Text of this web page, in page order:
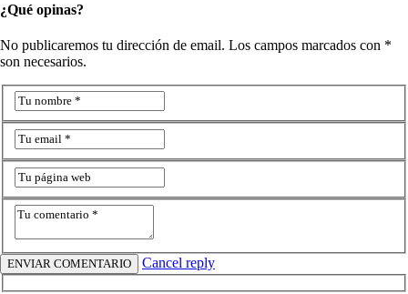
¿Qué opinas?
No publicaremos tu dirección de email. Los campos marcados con *
son necesarios.
Cancel reply